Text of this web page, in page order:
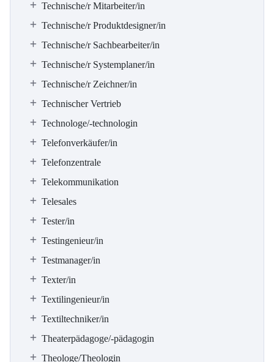
Technische/r Mitarbeiter/in
Technische/r Produktdesigner/in
Technische/r Sachbearbeiter/in
Technische/r Systemplaner/in
Technische/r Zeichner/in
Technischer Vertrieb
Technologe/-technologin
Telefonverkäufer/in
Telefonzentrale
Telekommunikation
Telesales
Tester/in
Testingenieur/in
Testmanager/in
Texter/in
Textilingenieur/in
Textiltechniker/in
Theaterpädagoge/-pädagogin
Theologe/Theologin